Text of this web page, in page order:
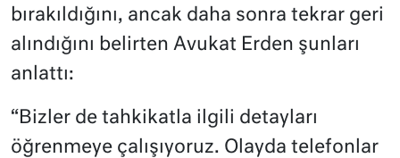
bırakıldığını, ancak daha sonra tekrar geri
alındığını belirten Avukat Erden şunları
anlattı:
“Bizler de tahkikatla ilgili detayları
öğrenmeye çalışıyoruz. Olayda telefonlar